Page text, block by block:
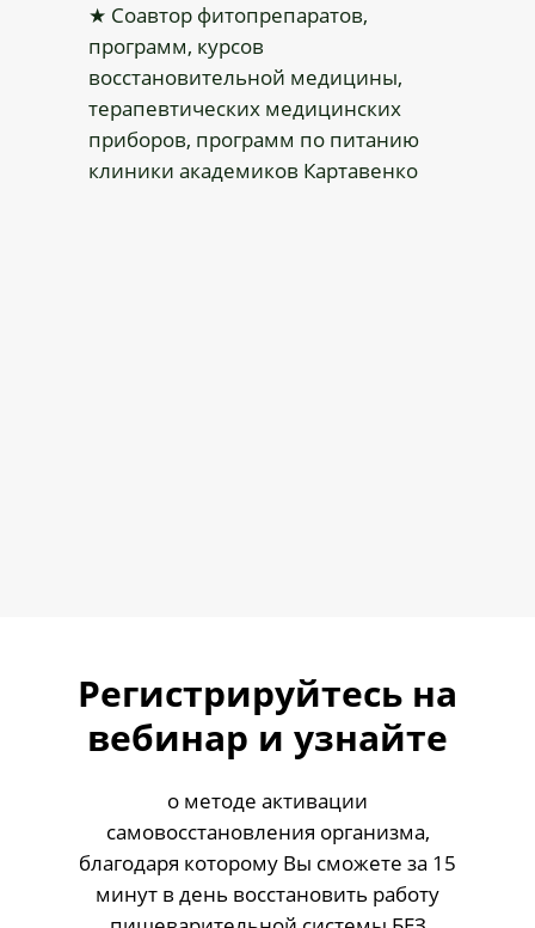
★ Соавтор фитопрепаратов,
программ, курсов
восстановительной медицины,
терапевтических медицинских
приборов, программ по питанию
клиники академиков Картавенко
Регистрируйтесь на
вебинар и узнайте
о методе активации
самовосстановления организма,
благодаря которому Вы сможете за 15
минут в день восстановить работу